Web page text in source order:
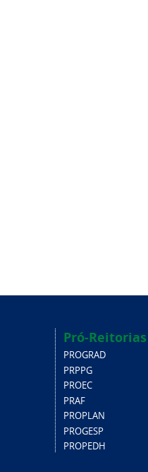
Pró-Reitorias
PROGRAD
PRPPG
PROEC
PRAF
PROPLAN
PROGESP
PROPEDH